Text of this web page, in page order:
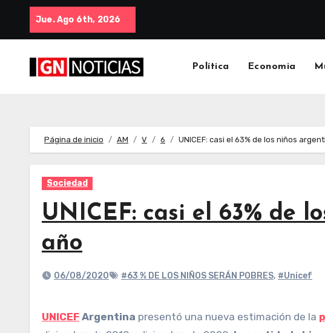
Jue. Ago 6th, 2026
Política Economia
Página de inicio AM V 6 UNICEF: casi el 63% de los niños
Sociedad
UNICEF: casi el 63% de
año
06/08/2020 #63 % DE LOS NIÑOS SERÁN POBRES, #Unicef
UNICEF Argentina presentó una nueva estimación de la